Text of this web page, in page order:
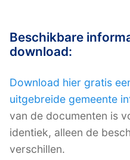
Beschikbare
download:
Download hier gratis
uitgebreide gemeente
van de documenten is
identiek, alleen de
verschillen.